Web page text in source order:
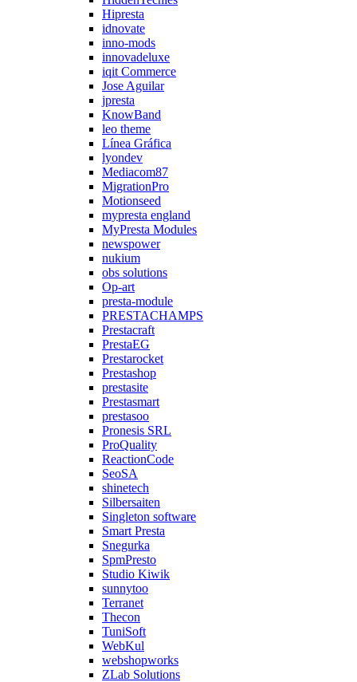
Hipresta
idnovate
inno-mods
innovadeluxe
iqit Commerce
Jose Aguilar
jpresta
KnowBand
leo theme
Línea Gráfica
lyondev
Mediacom87
MigrationPro
Motionseed
mypresta england
MyPresta Modules
newspower
nukium
obs solutions
Op-art
presta-module
PRESTACHAMPS
Prestacraft
PrestaEG
Prestarocket
Prestashop
prestasite
Prestasmart
prestasoo
Pronesis SRL
ProQuality
ReactionCode
SeoSA
shinetech
Silbersaiten
Singleton software
Smart Presta
Snegurka
SpmPresto
Studio Kiwik
sunnytoo
Terranet
Thecon
TuniSoft
WebKul
webshopworks
ZLab Solutions